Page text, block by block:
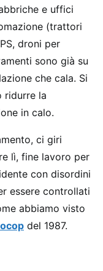
e uffici
(trattori
droni per
sono già su
che cala. Si
ridurre la
in calo.
ci giri
lì, fine lavoro per
con disordini
essere controllati
abbiamo visto
del 1987.